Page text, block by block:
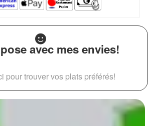
avec mes envies!
pour trouver vos plats préférés!